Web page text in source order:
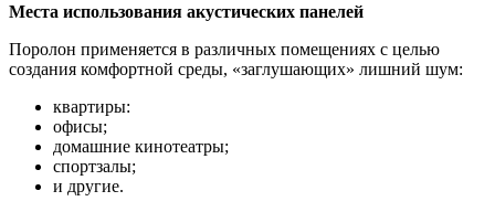
Места использования акустических панелей
Поролон применяется в различных помещениях с целью
создания комфортной среды, «заглушающих» лишний шум:
квартиры:
офисы;
домашние кинотеатры;
спортзалы;
и другие.